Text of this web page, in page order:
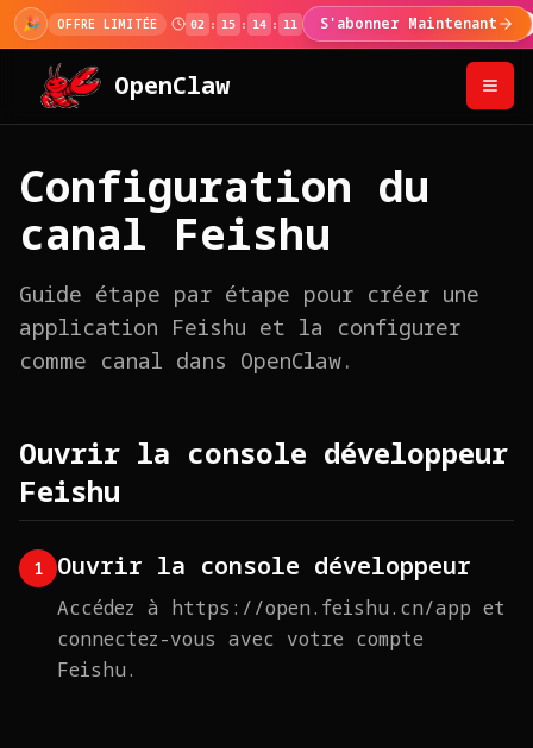
🎉 OFFRE LIMITÉE 02 : 15 : 14 : 10 S'abonner Maintenant
OpenClaw
Configuration du
canal Feishu
Guide étape par étape pour créer une
application Feishu et la configurer
comme canal dans OpenClaw.
Ouvrir la console développeur
Feishu
1 Ouvrir la console développeur
Accédez à https://open.feishu.cn/app et
connectez-vous avec votre compte
Feishu.